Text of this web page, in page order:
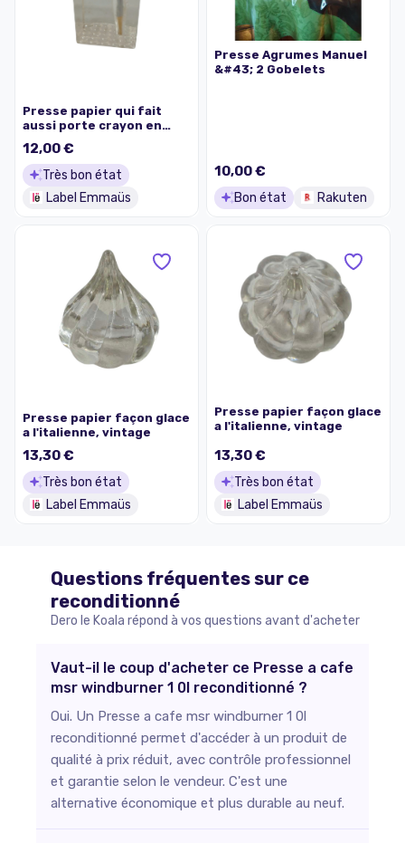
Presse papier qui fait
aussi porte crayon en
cube ( côté de 6cm)
12,00 €
Très bon état
Label Emmaüs
Presse Agrumes Manuel
&#43; 2 Gobelets
10,00 €
Bon état Rakuten
Presse papier façon glace
a l'italienne, vintage
13,30 €
Très bon état
Label Emmaüs
Presse papier façon glace
a l'italienne, vintage
13,30 €
Très bon état
Label Emmaüs
Questions fréquentes sur ce
reconditionné
Dero le Koala répond à vos questions avant d'acheter
Vaut-il le coup d'acheter ce Presse a cafe
msr windburner 1 0l reconditionné ?
Oui. Un Presse a cafe msr windburner 1 0l
reconditionné permet d'accéder à un produit de
qualité à prix réduit, avec contrôle professionnel
et garantie selon le vendeur. C'est une
alternative économique et plus durable au neuf.